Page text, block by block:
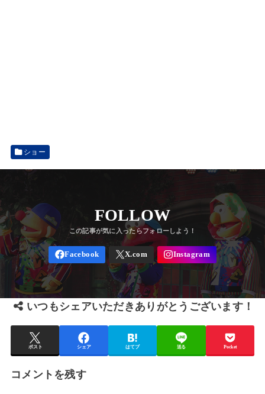
ショー
FOLLOW
いつもシェアいただきありがとうございます！
ポスト シェア はてブ 送る Pocket
コメントを残す